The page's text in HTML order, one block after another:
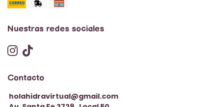
Nuestras redes sociales
Contacto
holahidravirtual@gmail.com